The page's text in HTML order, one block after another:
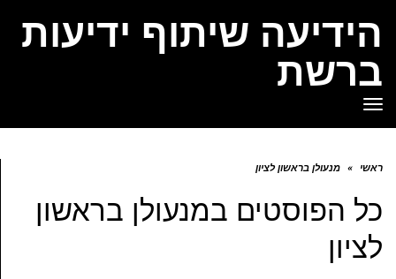
הידיעה שיתוף ידיעות
ברשת
תפריט
ראשי » מנעולן בראשון לציון
כל הפוסטים במנעולן בראשון
לציון